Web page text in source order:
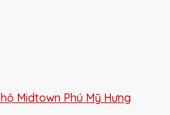
Midtown Phú Mỹ Hưng